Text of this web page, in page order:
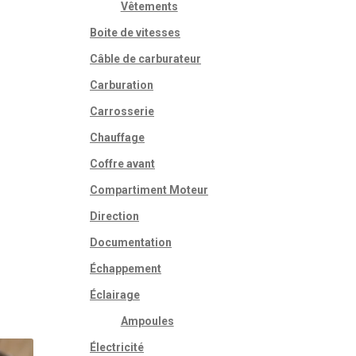
Vêtements
Boite de vitesses
Câble de carburateur
Carburation
Carrosserie
Chauffage
Coffre avant
Compartiment Moteur
Direction
Documentation
Échappement
Éclairage
Ampoules
Électricité